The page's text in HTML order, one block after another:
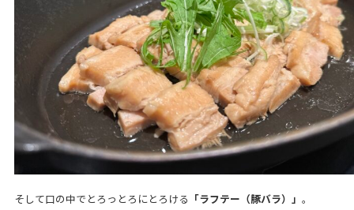
そして口の中でとろっとろにとろける 「ラフテー（豚バラ）」 。